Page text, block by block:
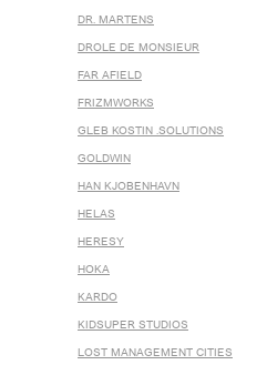
DR. MARTENS
DROLE DE MONSIEUR
FAR AFIELD
FRIZMWORKS
GLEB KOSTIN .SOLUTIONS
GOLDWIN
HAN KJOBENHAVN
HELAS
HERESY
HOKA
KARDO
KIDSUPER STUDIOS
LOST MANAGEMENT CITIES